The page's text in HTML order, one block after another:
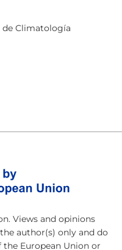
de Climatología
Views and opinions
author(s) only and do
European Union or